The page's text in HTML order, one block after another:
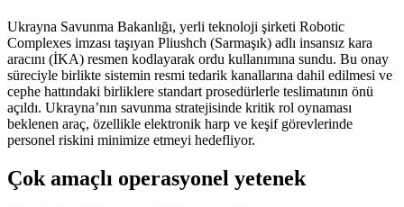
Ukrayna Savunma Bakanlığı, yerli teknoloji şirketi Robotic
Complexes imzası taşıyan Pliushch (Sarmaşık) adlı insansız kara
aracını (İKA) resmen kodlayarak ordu kullanımına sundu. Bu onay
süreciyle birlikte sistemin resmi tedarik kanallarına dahil edilmesi ve
cephe hattındaki birliklere standart prosedürlerle teslimatının önü
açıldı. Ukrayna’nın savunma stratejisinde kritik rol oynaması
beklenen araç, özellikle elektronik harp ve keşif görevlerinde
personel riskini minimize etmeyi hedefliyor.
Çok amaçlı operasyonel yetenek